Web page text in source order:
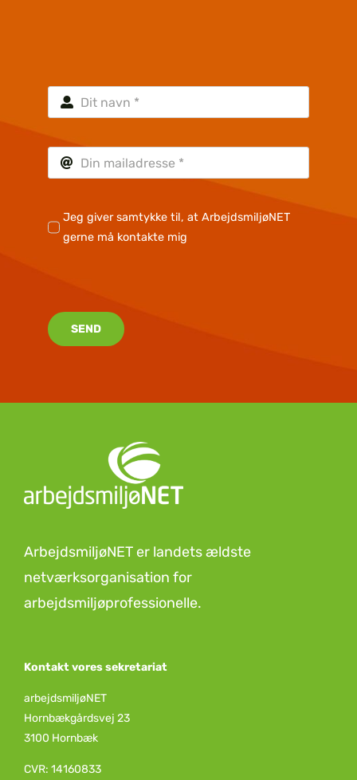
Jeg giver samtykke til, at ArbejdsmiljøNET
gerne må kontakte mig
SEND
ArbejdsmiljøNET er landets ældste
netværksorganisation for
arbejdsmiljøprofessionelle.
Kontakt vores sekretariat
arbejdsmiljøNET
Hornbækgårdsvej 23
3100 Hornbæk
CVR: 14160833